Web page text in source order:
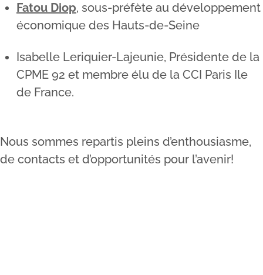
Fatou Diop, sous-préfète au développement
économique des Hauts-de-Seine
Isabelle Leriquier-Lajeunie, Présidente de la
CPME 92 et membre élu de la CCI Paris Ile
de France.
Nous sommes repartis pleins d’enthousiasme,
de contacts et d’opportunités pour l’avenir!